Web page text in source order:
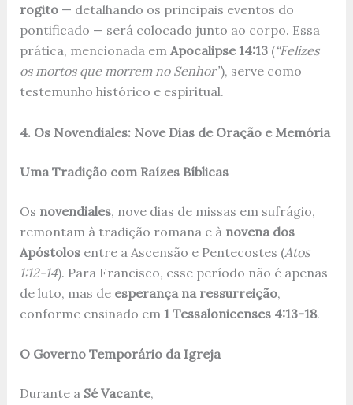
rogito— detalhando os principais eventos do
pontificado — será colocado junto ao corpo. Essa
prática, mencionada em Apocalipse 14:13(“Felizes
os mortos que morrem no Senhor”), serve como
testemunho histórico e espiritual.
4. Os Novendiales: Nove Dias de Oração e Memória
Uma Tradição com Raízes Bíblicas
Os novendiales, nove dias de missas em sufrágio,
remontam à tradição romana e à novena dos
Apóstolosentre a Ascensão e Pentecostes (Atos
1:12-14). Para Francisco, esse período não é apenas
de luto, mas de esperança na ressurreição,
conforme ensinado em 1 Tessalonicenses 4:13-18.
O Governo Temporário da Igreja
Durante a Sé Vacante,